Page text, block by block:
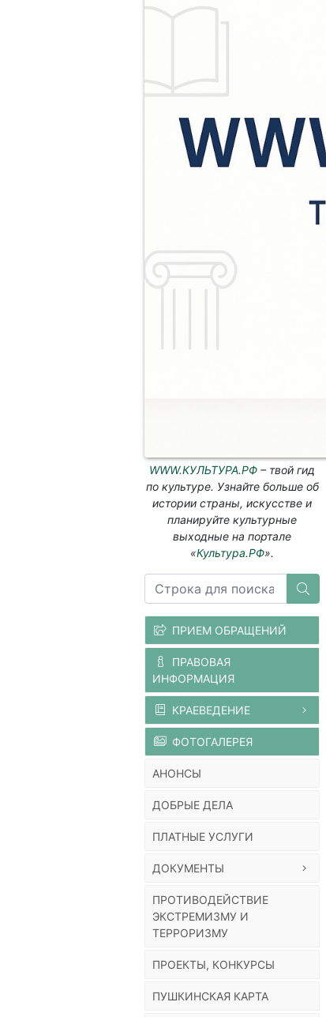
WWW.КУЛЬТУРА.РФ – твой гид
по культуре. Узнайте больше об
истории страны, искусстве и
планируйте культурные
выходные на портале
«Культура.РФ».
ПРИЕМ ОБРАЩЕНИЙ
ПРАВОВАЯ
ИНФОРМАЦИЯ
КРАЕВЕДЕНИЕ
ФОТОГАЛЕРЕЯ
АНОНСЫ
ДОБРЫЕ ДЕЛА
ПЛАТНЫЕ УСЛУГИ
ДОКУМЕНТЫ
ПРОТИВОДЕЙСТВИЕ
ЭКСТРЕМИЗМУ И
ТЕРРОРИЗМУ
ПРОЕКТЫ, КОНКУРСЫ
ПУШКИНСКАЯ КАРТА